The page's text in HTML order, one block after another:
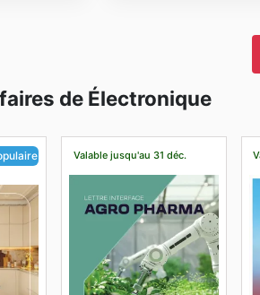
de Électronique
Valable jusqu'au 31 déc.